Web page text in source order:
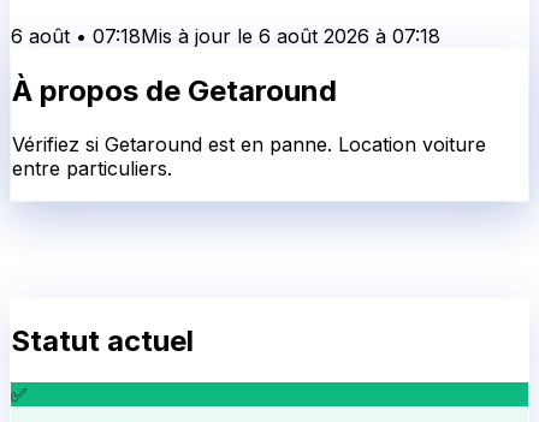
6 août • 07:18Mis à jour le 6 août 2026 à 07:18
À propos de Getaround
Vérifiez si Getaround est en panne. Location voiture
entre particuliers.
Statut actuel
✅